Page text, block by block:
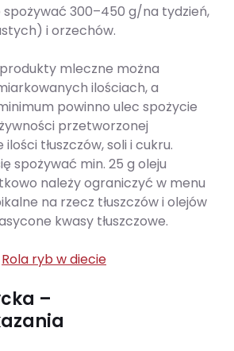
spożywać 300–450 g/na tydzień,
i orzechów.
mleczne można
ilościach, a
powinno ulec spożycie
przetworzonej
tłuszczów, soli i cukru.
spożywać min. 25 g oleju
należy ograniczyć w menu
na rzecz tłuszczów i olejów
kwasy tłuszczowe.
Rola ryb w diecie
–